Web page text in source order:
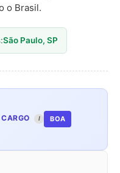
o Brasil.
São Paulo, SP
I BOA